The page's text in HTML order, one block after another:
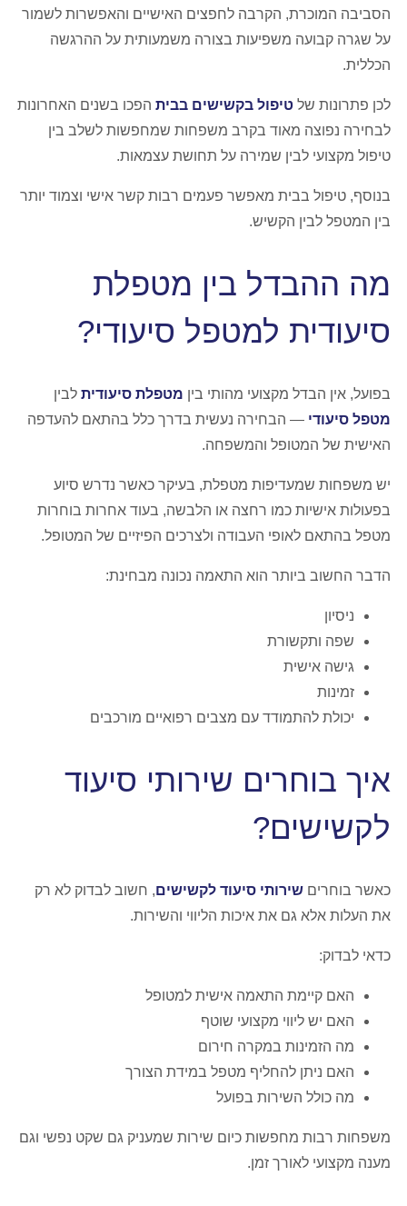
הסביבה המוכרת, הקרבה לחפצים האישיים והאפשרות לשמור
על שגרה קבועה משפיעות בצורה משמעותית על ההרגשה
הכללית.
לכן פתרונות של טיפול בקשישים בבית הפכו בשנים האחרונות
לבחירה נפוצה מאוד בקרב משפחות שמחפשות לשלב בין
טיפול מקצועי לבין שמירה על תחושת עצמאות.
בנוסף, טיפול בבית מאפשר פעמים רבות קשר אישי וצמוד יותר
בין המטפל לבין הקשיש.
מה ההבדל בין מטפלת
סיעודית למטפל סיעודי?
בפועל, אין הבדל מקצועי מהותי בין מטפלת סיעודית לבין
מטפל סיעודי — הבחירה נעשית בדרך כלל בהתאם להעדפה
האישית של המטופל והמשפחה.
יש משפחות שמעדיפות מטפלת, בעיקר כאשר נדרש סיוע
בפעולות אישיות כמו רחצה או הלבשה, בעוד אחרות בוחרות
מטפל בהתאם לאופי העבודה ולצרכים הפיזיים של המטופל.
הדבר החשוב ביותר הוא התאמה נכונה מבחינת:
ניסיון
שפה ותקשורת
גישה אישית
זמינות
יכולת להתמודד עם מצבים רפואיים מורכבים
איך בוחרים שירותי סיעוד
לקשישים?
כאשר בוחרים שירותי סיעוד לקשישים, חשוב לבדוק לא רק
את העלות אלא גם את איכות הליווי והשירות.
כדאי לבדוק:
האם קיימת התאמה אישית למטופל
האם יש ליווי מקצועי שוטף
מה הזמינות במקרה חירום
האם ניתן להחליף מטפל במידת הצורך
מה כולל השירות בפועל
משפחות רבות מחפשות כיום שירות שמעניק גם שקט נפשי וגם
מענה מקצועי לאורך זמן.